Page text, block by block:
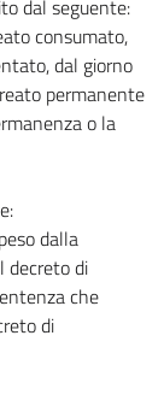
dal seguente:
consumato,
dal giorno
permanente
o la
dalla
decreto di
che
di